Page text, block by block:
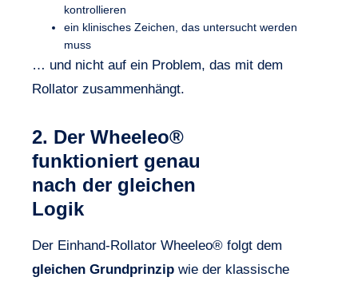
kontrollieren
ein klinisches Zeichen, das untersucht werden
muss
… und nicht auf ein Problem, das mit dem
Rollator zusammenhängt.
2. Der Wheeleo®
funktioniert genau
nach der gleichen
Logik
Der Einhand-Rollator Wheeleo® folgt dem
gleichen Grundprinzip wie der klassische